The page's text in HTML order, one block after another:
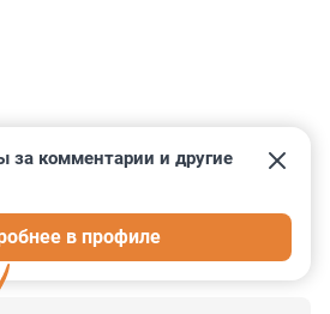
73
за комментарии и другие
в профиле